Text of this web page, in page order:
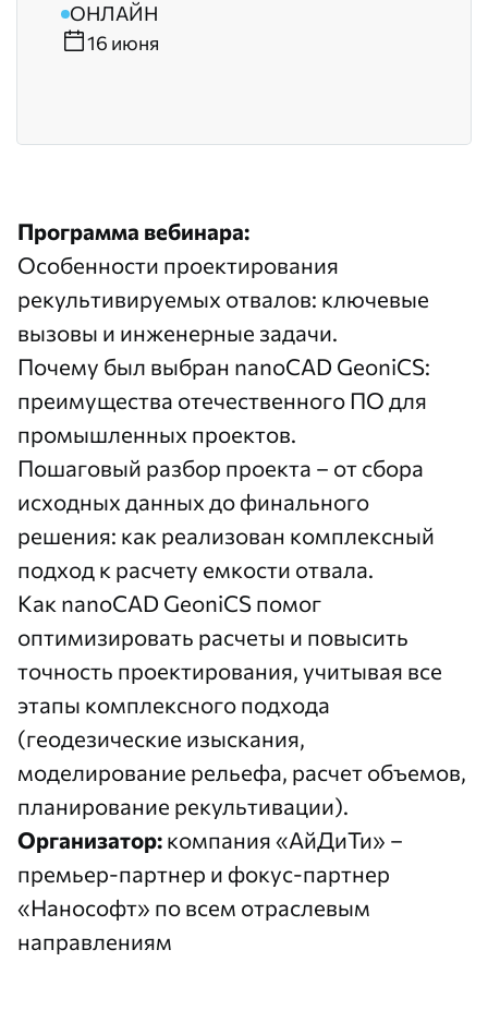
ОНЛАЙН
16 июня
Программа вебинара:
Особенности проектирования
рекультивируемых отвалов: ключевые
вызовы и инженерные задачи.
Почему был выбран nanoCAD GeoniCS:
преимущества отечественного ПО для
промышленных проектов.
Пошаговый разбор проекта – от сбора
исходных данных до финального
решения: как реализован комплексный
подход к расчету емкости отвала.
Как nanoCAD GeoniCS помог
оптимизировать расчеты и повысить
точность проектирования, учитывая все
этапы комплексного подхода
(геодезические изыскания,
моделирование рельефа, расчет объемов,
планирование рекультивации).
Организатор: компания «АйДиТи» –
премьер-партнер и фокус-партнер
«Нанософт» по всем отраслевым
направлениям